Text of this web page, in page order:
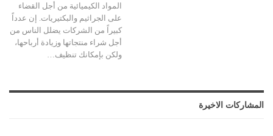
المواد الكيميائية من أجل القضاء
على الجراثيم والبكتيريات. إن عدداً
كبيراً من الشركات يضلل الناس من
أجل شراء منتجاتها وزيادة أرباحها،
ولكن بإمكانك تنظيف…
المشاركات الاخيرة